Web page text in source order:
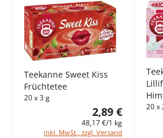
Teekanne Sweet Kiss
Früchtetee
20 x 3 g
2,89 €
48,17 €/1 kg
inkl. MwSt., zzgl. Versand
20 x